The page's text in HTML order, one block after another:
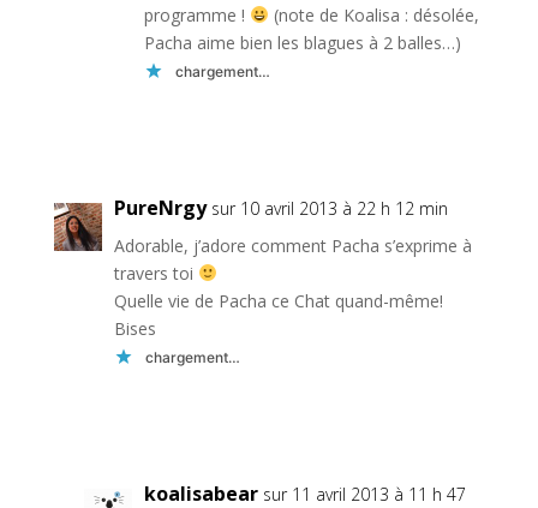
programme !
(note de Koalisa : désolée,
Pacha aime bien les blagues à 2 balles…)
chargement…
PureNrgy sur 10 avril 2013 à 22 h 12 min
Adorable, j’adore comment Pacha s’exprime à
travers toi
Quelle vie de Pacha ce Chat quand-même!
Bises
chargement…
koalisabear sur 11 avril 2013 à 11 h 47